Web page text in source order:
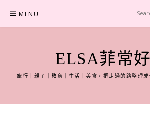
content
MENU
ELSA菲常
旅行｜親子｜教育｜生活｜美食，把走過的路整理成